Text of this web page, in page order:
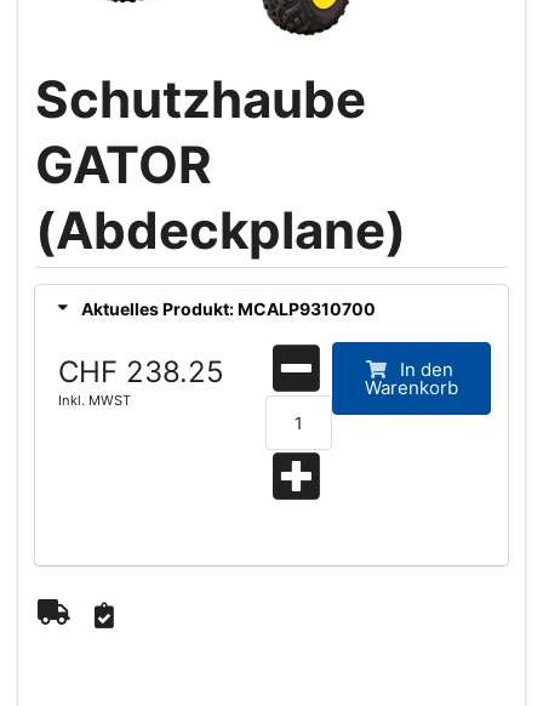
Schutzhaube
GATOR
(Abdeckplane)
Aktuelles Produkt: MCALP9310700
CHF 238.25
Inkl. MWST
In den
Warenkorb